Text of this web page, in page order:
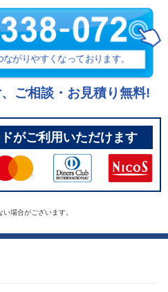
ながりやすくなっております。
ご相談・お見積り無料!
がご利用いただけます
場合がございます。